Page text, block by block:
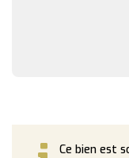
Ce bien est